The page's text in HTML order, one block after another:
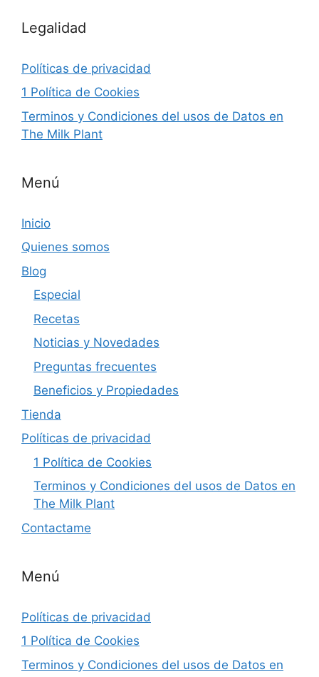
Legalidad
Políticas de privacidad
1 Política de Cookies
Terminos y Condiciones del usos de Datos en
The Milk Plant
Menú
Inicio
Quienes somos
Blog
Especial
Recetas
Noticias y Novedades
Preguntas frecuentes
Beneficios y Propiedades
Tienda
Políticas de privacidad
1 Política de Cookies
Terminos y Condiciones del usos de Datos en
The Milk Plant
Contactame
Menú
Políticas de privacidad
1 Política de Cookies
Terminos y Condiciones del usos de Datos en